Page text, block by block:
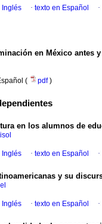
Inglés · texto en Español ·
en México antes
( pdf)
en los alumnos de
Inglés · texto en Español ·
y su
Inglés · texto en Español ·